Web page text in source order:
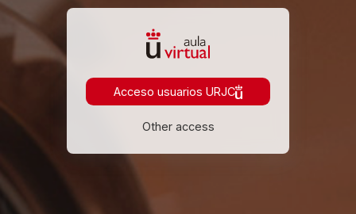
الدخول إلى Aula Virtual
Acceso usuarios URJC
Other access